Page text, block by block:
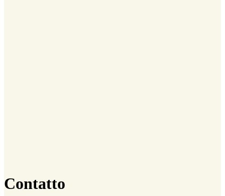
Contatto